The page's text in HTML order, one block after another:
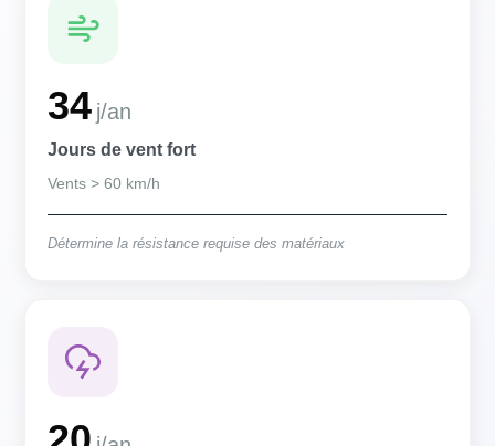
34 j/an
Jours de vent fort
Vents > 60 km/h
Détermine la résistance requise des matériaux